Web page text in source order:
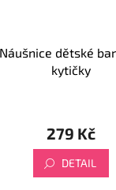
Náušnice dětské
kytičky
279 Kč
DETAIL